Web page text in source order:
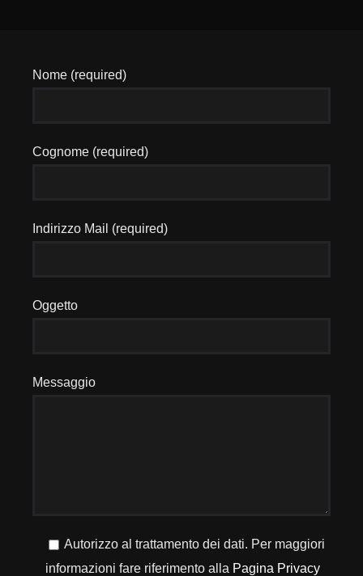
Nome (required)
Cognome (required)
Indirizzo Mail (required)
Oggetto
Messaggio
Autorizzo al trattamento dei dati. Per maggiori
informazioni fare riferimento alla Pagina Privacy